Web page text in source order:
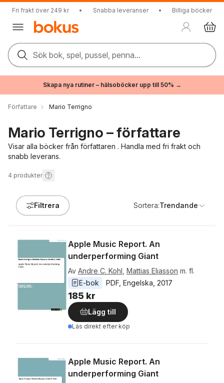
Fri frakt över 249 kr • Snabba leveranser • Billiga böcker
Sök bok, spel, pussel, penna...
Skapa nya rutiner – hälsoböcker upp till 50% →
Författare Mario Terrigno
Mario Terrigno – författare
Visar alla böcker från författaren . Handla med fri frakt och
snabb leverans.
4 produkter
Filtrera Sortera:Trendande
Apple Music Report. An
underperforming Giant
Av Andre C. Kohl Mattias Eliasson m. fl.
E-bok
PDF Engelska 2017
185 kr
Lägg till
Läs direkt efter köp
Apple Music Report. An
underperforming Giant